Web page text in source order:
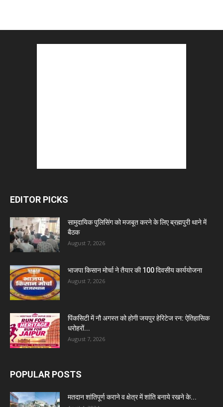
EDITOR PICKS
सामुदायिक पुलिसिंग को मजबूत करने के लिए ब्रह्मपुरी थाने में
बैठक
August 7, 2026
भाजपा किसान मोर्चा ने तैयार की 100 दिवसीय कार्ययोजना
August 7, 2026
पिंकसिटी में नौ अगस्त को होगी जयपुर हेरिटेज रन: ऐतिहासिक
धरोहरों...
August 7, 2026
POPULAR POSTS
मतदान शांतिपूर्ण कराने व क्षेत्र में शांति बनाये रखने के...